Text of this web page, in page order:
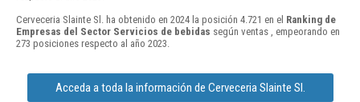
Cerveceria Slainte Sl. ha obtenido en 2024 la posición 4.721 en el Ranking de
Empresas del Sector Servicios de bebidas según ventas , empeorando en
273 posiciones respecto al año 2023.
Acceda a toda la información de Cerveceria Slainte Sl.